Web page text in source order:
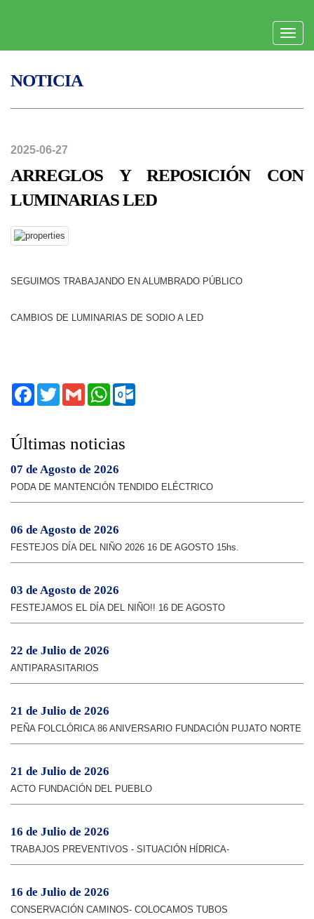
Toggle
NOTICIA
2025-06-27
ARREGLOS Y REPOSICIÓN CON
LUMINARIAS LED
SEGUIMOS TRABAJANDO EN ALUMBRADO PÚBLICO
CAMBIOS DE LUMINARIAS DE SODIO A LED
FacebookTwitter Gmail WhatsApp
Últimas noticias
07 de Agosto de 2026
PODA DE MANTENCIÓN TENDIDO ELÉCTRICO
06 de Agosto de 2026
FESTEJOS DÍA DEL NIÑO 2026 16 DE AGOSTO 15hs.
03 de Agosto de 2026
FESTEJAMOS EL DÍA DEL NIÑO!! 16 DE AGOSTO
22 de Julio de 2026
ANTIPARASITARIOS
21 de Julio de 2026
PEÑA FOLCLÓRICA 86 ANIVERSARIO FUNDACIÓN PUJATO NORTE
21 de Julio de 2026
ACTO FUNDACIÓN DEL PUEBLO
16 de Julio de 2026
TRABAJOS PREVENTIVOS - SITUACIÓN HÍDRICA-
16 de Julio de 2026
CONSERVACIÓN CAMINOS- COLOCAMOS TUBOS